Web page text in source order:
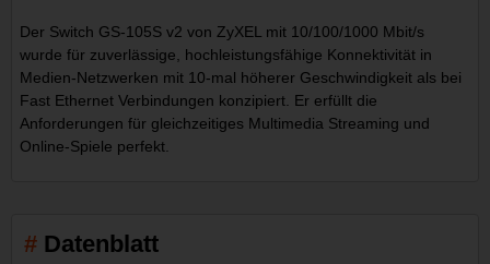
Der Switch GS-105S v2 von ZyXEL mit 10/100/1000 Mbit/s
wurde für zuverlässige, hochleistungsfähige Konnektivität in
Medien-Netzwerken mit 10-mal höherer Geschwindigkeit als bei
Fast Ethernet Verbindungen konzipiert. Er erfüllt die
Anforderungen für gleichzeitiges Multimedia Streaming und
Online-Spiele perfekt.
Datenblatt